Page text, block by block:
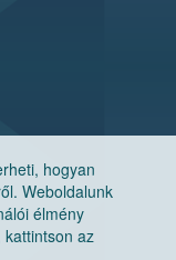
hogyan
Weboldalunk
élmény
az